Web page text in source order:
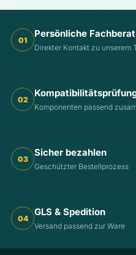
01
Persönliche
Direkter Kontakt zu unserem
02
Komponenten passend
03
Sicher bezahlen
Geschützter Bestellprozess
04
GLS & Spedition
Versand passend zur Ware